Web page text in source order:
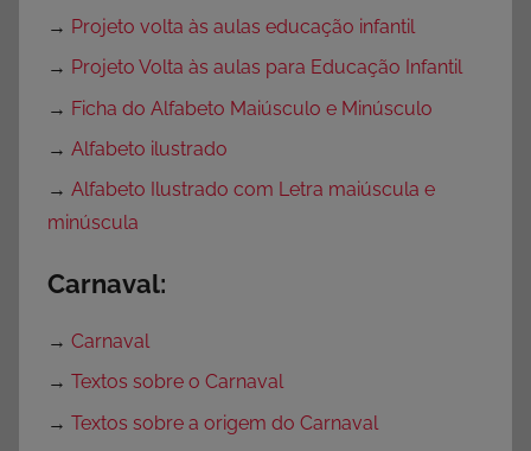
→ Projeto volta às aulas educação infantil
→ Projeto Volta às aulas para Educação Infantil
→ Ficha do Alfabeto Maiúsculo e Minúsculo
→ Alfabeto ilustrado
→ Alfabeto Ilustrado com Letra maiúscula e
minúscula
Carnaval:
→ Carnaval
→ Textos sobre o Carnaval
→ Textos sobre a origem do Carnaval